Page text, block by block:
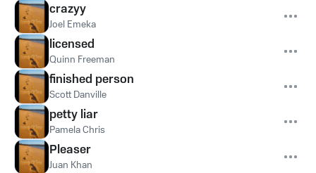
crazyy
Joel Emeka
licensed
Quinn Freeman
finished person
Scott Danville
petty liar
Pamela Chris
Pleaser
Juan Khan